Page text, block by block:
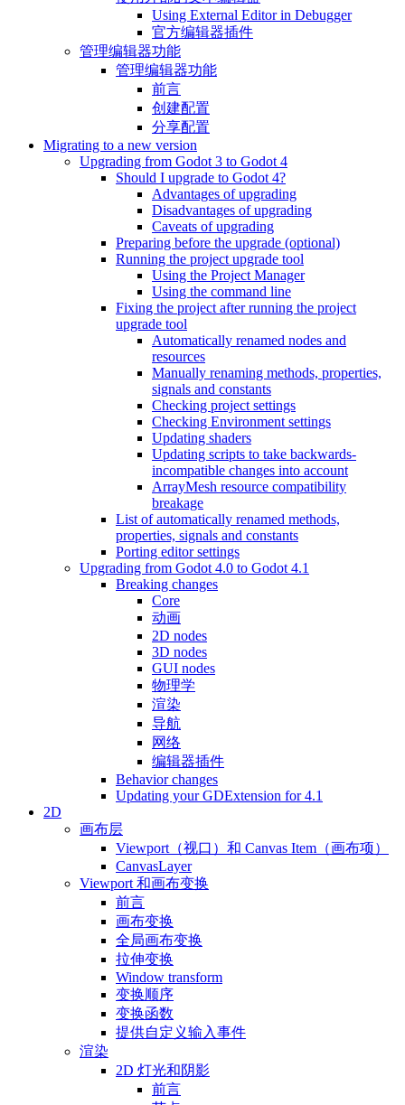
Using External Editor in Debugger
官方编辑器插件
管理编辑器功能
管理编辑器功能
前言
创建配置
分享配置
Migrating to a new version
Upgrading from Godot 3 to Godot 4
Should I upgrade to Godot 4?
Advantages of upgrading
Disadvantages of upgrading
Caveats of upgrading
Preparing before the upgrade (optional)
Running the project upgrade tool
Using the Project Manager
Using the command line
Fixing the project after running the project
upgrade tool
Automatically renamed nodes and
resources
Manually renaming methods, properties,
signals and constants
Checking project settings
Checking Environment settings
Updating shaders
Updating scripts to take backwards-
incompatible changes into account
ArrayMesh resource compatibility
breakage
List of automatically renamed methods,
properties, signals and constants
Porting editor settings
Upgrading from Godot 4.0 to Godot 4.1
Breaking changes
Core
动画
2D nodes
3D nodes
GUI nodes
物理学
渲染
导航
网络
编辑器插件
Behavior changes
Updating your GDExtension for 4.1
2D
画布层
Viewport（视口）和 Canvas Item（画布项）
CanvasLayer
Viewport 和画布变换
前言
画布变换
全局画布变换
拉伸变换
Window transform
变换顺序
变换函数
提供自定义输入事件
渲染
2D 灯光和阴影
前言